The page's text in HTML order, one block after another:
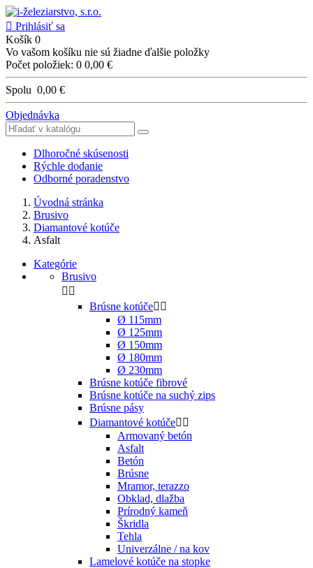
 Prihlásiť sa
Košík 0
Vo vašom košíku nie sú žiadne ďalšie položky
Počet položiek: 0 0,00 €
Spolu 0,00 €
Objednávka
Dlhoročné skúsenosti
Rýchle dodanie
Odborné poradenstvo
Úvodná stránka
Brusivo
Diamantové kotúče
Asfalt
Kategórie
Brusivo
 
Brúsne kotúče 
Ø 115mm
Ø 125mm
Ø 150mm
Ø 180mm
Ø 230mm
Brúsne kotúče fibrové
Brúsne kotúče na suchý zips
Brúsne pásy
Diamantové kotúče 
Armovaný betón
Asfalt
Betón
Brúsne
Mramor, terazzo
Obklad, dlažba
Prírodný kameň
Škridla
Tehla
Univerzálne / na kov
Lamelové kotúče na stopke